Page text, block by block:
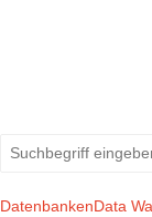
DatenbankenData